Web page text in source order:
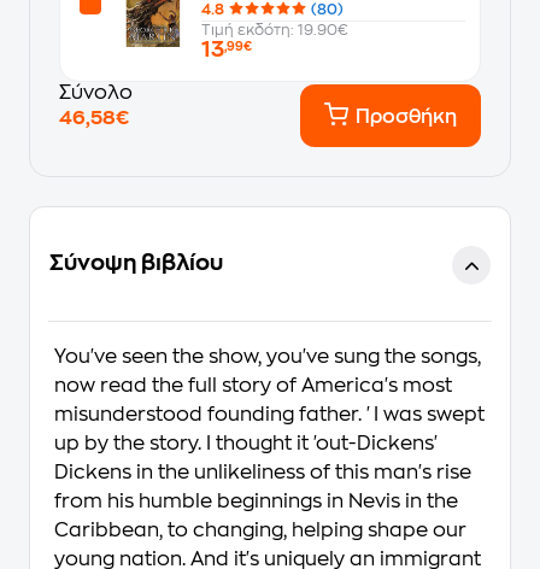
4.8
(80)
Τιμή εκδότη: 19.90€
13,99€
Σύνολο
46,58€
Προσθήκη
Σύνοψη βιβλίου
You've seen the show, you've sung the songs,
now read the full story of America's most
misunderstood founding father. 'I was swept
up by the story. I thought it 'out-Dickens'
Dickens in the unlikeliness of this man's rise
from his humble beginnings in Nevis in the
Caribbean, to changing, helping shape our
young nation. And it's uniquely an immigrant